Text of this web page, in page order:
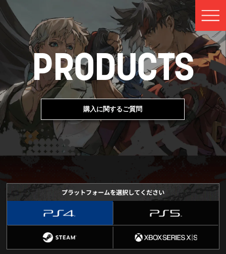
PRODUCTS
購入に関するご質問
プラットフォームを選択してください